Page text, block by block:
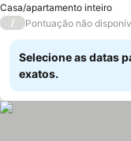
Casa/apartamento inteiro
/ Pontuação não
Selecione as datas
exatos.